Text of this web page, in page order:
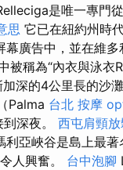
是唯一專門
思 它已在紐約州時
廣告中，並在維
被稱為“內衣與泳衣
深的4公里長的沙
Palma 台北 按摩
深夜。 西屯肩頸放
利亞峽谷是島上最著
人興奮。 台中泡腳